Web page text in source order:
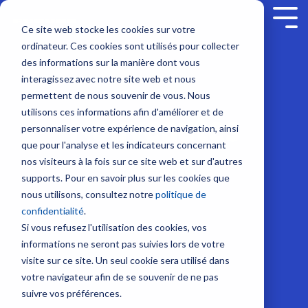
Ce site web stocke les cookies sur votre
ordinateur. Ces cookies sont utilisés pour collecter
des informations sur la manière dont vous
interagissez avec notre site web et nous
permettent de nous souvenir de vous. Nous
utilisons ces informations afin d'améliorer et de
personnaliser votre expérience de navigation, ainsi
que pour l'analyse et les indicateurs concernant
nos visiteurs à la fois sur ce site web et sur d'autres
supports. Pour en savoir plus sur les cookies que
nous utilisons, consultez notrepolitique de
confidentialité.
Si vous refusez l'utilisation des cookies, vos
informations ne seront pas suivies lors de votre
visite sur ce site. Un seul cookie sera utilisé dans
votre navigateur afin de se souvenir de ne pas
suivre vos préférences.
Skip
main
content.
Sondeurs et Sonars
Sondeurs
Modules
NavNet
et
TIMEZERO
Sonars
pour
la
pêche
Combinés multifonction
NavNet
TZtouch
GP1971F
et
GP1871F
Accessoires
NavNet
Positionnement et Cartographie
GPS
Communication et
Radio
VHF
Antennes
VHF
Radio
BLU
Système
Iridium
Système
Service sur mesure
Contrat de maintenance SBM
Interventions à bord
Support et Suivi à distance
Class surveys
Atelier et Etudes R & D
Formation sur
mesure
NavSkills Online
Centre de formation
Formation ECDIS CBT
Programme Furuno
Sur nous
Société
Emploi
Partenaires
Contenus
Nouveautés
Furuno Academy
Monde Furuno
Furuno France
- Décembre
SUPPORT
Nous contacter
Tarifs et Catalogues
Trouver un revendeur
Enregistrer un produit
Programmation de balise
Nouveautés
ABONNEZ-VOUS !